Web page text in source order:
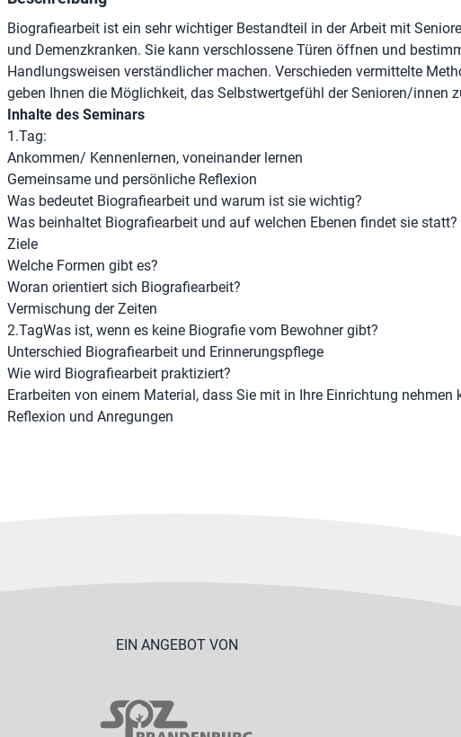
Biografiearbeit ist ein sehr wichtiger Bestandteil in der Arbeit mit
und Demenzkranken. Sie kann verschlossene Türen öffnen und
Handlungsweisen verständlicher machen. Verschieden vermittelte
geben Ihnen die Möglichkeit, das Selbstwertgefühl der Senioren/innen
Inhalte des Seminars
1.Tag:
Ankommen/ Kennenlernen, voneinander lernen
Gemeinsame und persönliche Reflexion
Was bedeutet Biografiearbeit und warum ist sie wichtig?
Was beinhaltet Biografiearbeit und auf welchen Ebenen findet sie statt?
Ziele
Welche Formen gibt es?
Woran orientiert sich Biografiearbeit?
Vermischung der Zeiten
2.TagWas ist, wenn es keine Biografie vom Bewohner gibt?
Unterschied Biografiearbeit und Erinnerungspflege
Wie wird Biografiearbeit praktiziert?
Erarbeiten von einem Material, dass Sie mit in Ihre Einrichtung nehmen
Reflexion und Anregungen
EIN ANGEBOT VON